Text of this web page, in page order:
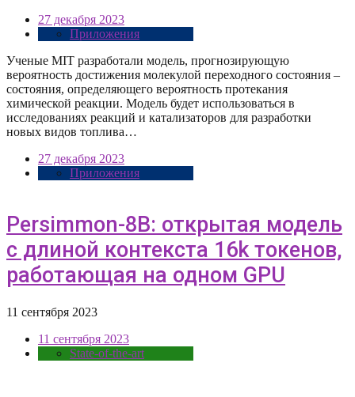
27 декабря 2023
Приложения
Ученые MIT разработали модель, прогнозирующую
вероятность достижения молекулой переходного состояния –
состояния, определяющего вероятность протекания
химической реакции. Модель будет использоваться в
исследованиях реакций и катализаторов для разработки
новых видов топлива…
27 декабря 2023
Приложения
Persimmon-8B: открытая модель
с длиной контекста 16k токенов,
работающая на одном GPU
11 сентября 2023
11 сентября 2023
State-of-the-art